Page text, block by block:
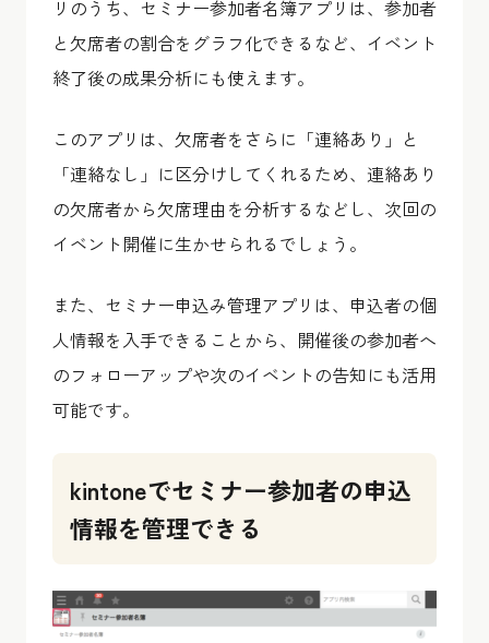
リのうち、セミナー参加者名簿アプリは、 参加者
と欠席者の割合をグラフ化できるなど、イベント
終了後の成果分析にも使えます。
このアプリは、欠席者をさらに「連絡あり」と
「連絡なし」に区分けしてくれるため、連絡あり
の欠席者から欠席理由を分析するなどし、次回の
イベント開催に生かせられるでしょう。
また、セミナー申込み管理アプリは、申込者の個
人情報を入手できることから、開催後の参加者へ
のフォローアップや次のイベントの告知にも活用
可能です。
kintoneでセミナー参加者の申込
情報を管理できる